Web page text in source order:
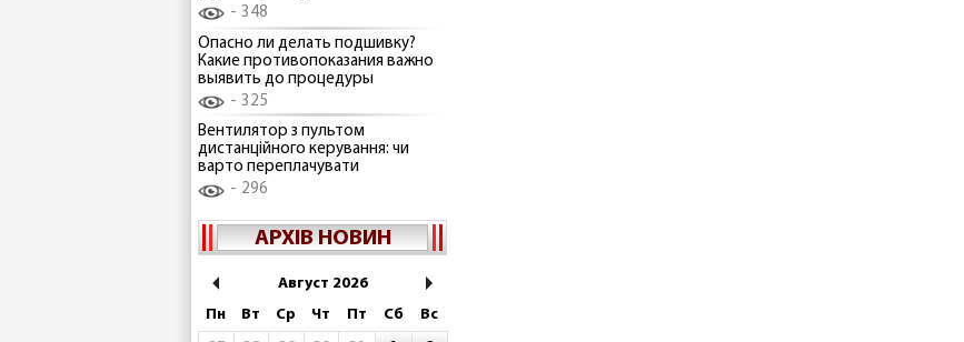
348
Опасно ли делать подшивку?
Какие противопоказания важно
выявить до процедуры
325
Вентилятор з пультом
дистанційного керування: чи
варто переплачувати
296
АРХІВ НОВИН
Август 2026
Пн
Вт Ср Чт Пт Сб
Вс